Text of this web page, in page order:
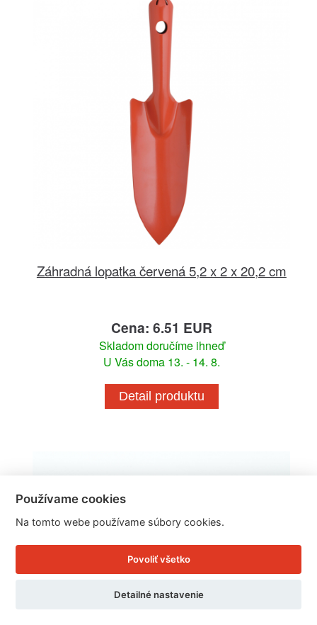
Záhradná lopatka červená 5,2 x 2 x 20,2 cm
Cena: 6.51 EUR
Skladom doručíme ihneď
U Vás doma 13. - 14. 8.
Detail produktu
Používame cookies
Na tomto webe používame súbory cookies.
Povoliť všetko
Detailné nastavenie